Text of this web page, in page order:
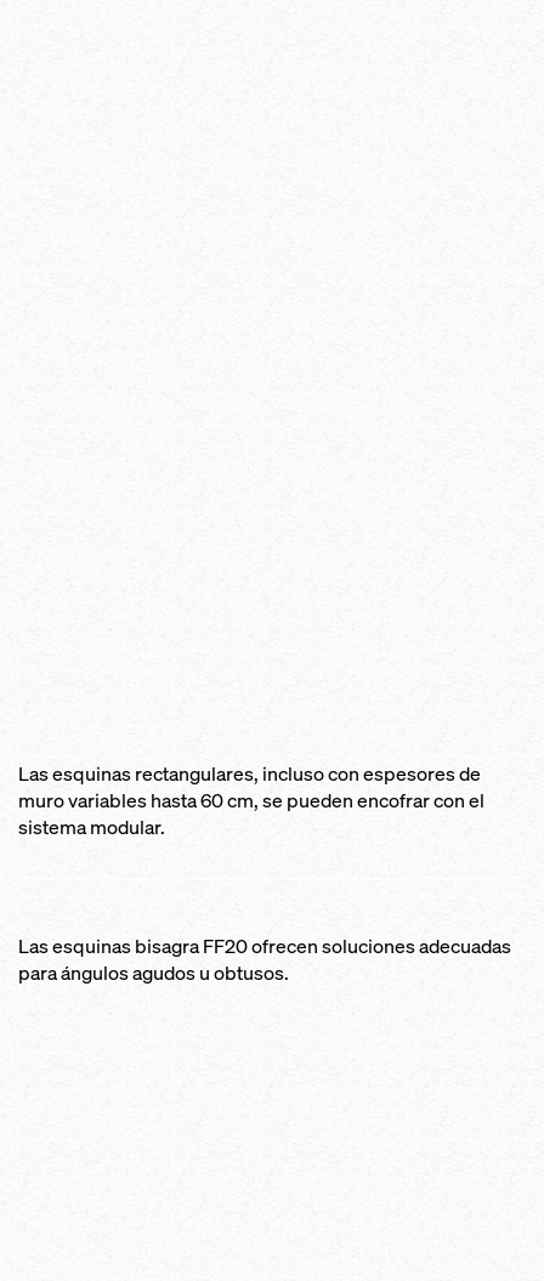
Las esquinas rectangulares, incluso con espesores de
muro variables hasta 60 cm, se pueden encofrar con el
sistema modular.
Las esquinas bisagra FF20 ofrecen soluciones adecuadas
para ángulos agudos u obtusos.